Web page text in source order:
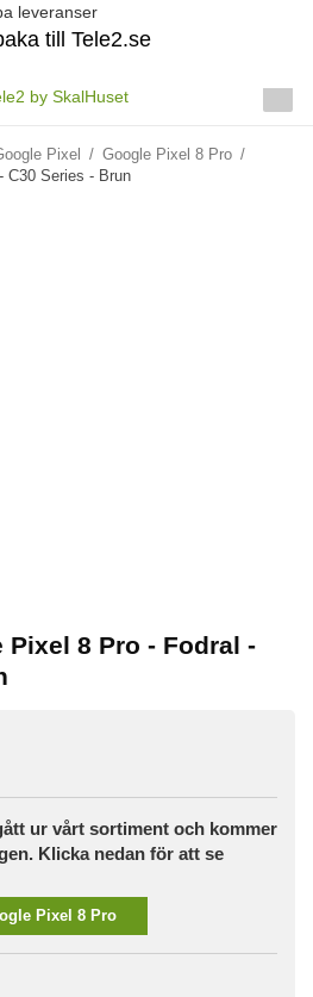
leveranser
till Tele2.se
Pixel / Google Pixel 8 Pro /
C30 Series - Brun
Pixel 8 Pro - Fodral -
ur vårt sortiment och kommer
Klicka nedan för att se
Pixel 8 Pro